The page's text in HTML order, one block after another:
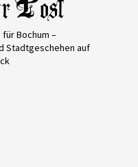
Bochum –
Stadtgeschehen auf